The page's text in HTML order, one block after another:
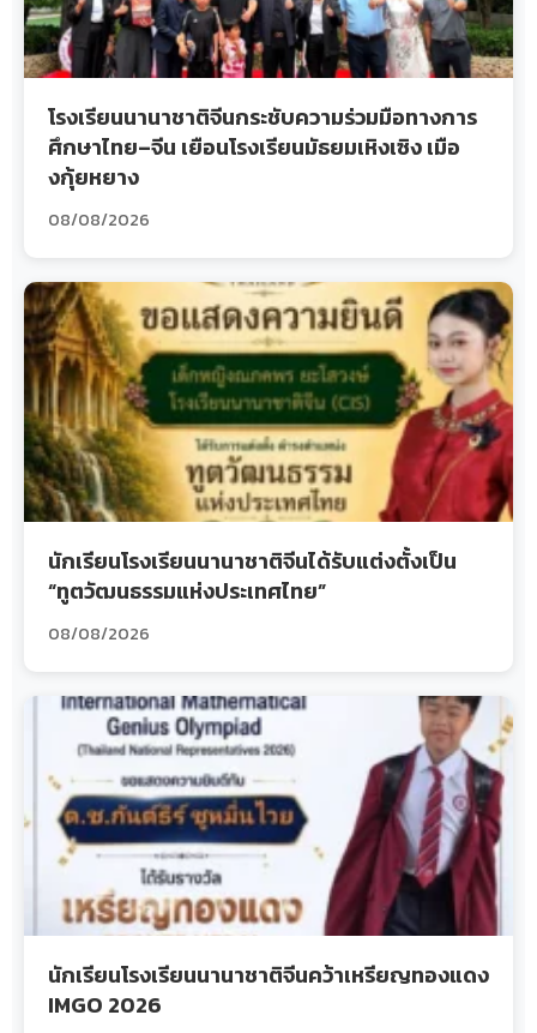
โรงเรียนนานาชาติจีนกระชับความร่วมมือทางการ
ศึกษาไทย–จีน เยือนโรงเรียนมัธยมเหิงเซิง เมือ
งกุ้ยหยาง
08/08/2026
นักเรียนโรงเรียนนานาชาติจีนได้รับแต่งตั้งเป็น
“ทูตวัฒนธรรมแห่งประเทศไทย”
08/08/2026
นักเรียนโรงเรียนนานาชาติจีนคว้าเหรียญทองแดง
IMGO 2026